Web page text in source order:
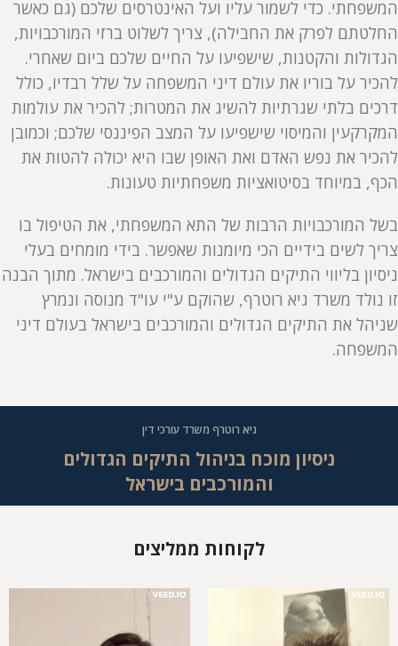
המשפחתי. כדי לשמור עליו ועל האינטרסים שלכם (גם כאשר
החלטתם לפרק את החבילה), צריך לשלוט ברזי המורכבויות,
הגדולות והקטנות, שישפיעו על החיים שלכם ביום שאחרי.
להכיר על בוריו את עולם דיני המשפחה על שלל רבדיו, כולל
דרכים בלתי שגרתיות להשיג את המטרות; להכיר את עולמות
המקרקעין והמיסוי שישפיעו על המצב הפיננסי שלכם; וכמובן
להכיר את נפש האדם ואת האופן שבו היא יכולה להטות את
הכף, במיוחד בסיטואציות משפחתיות טעונות.
בשל המורכבויות הרבות של התא המשפחתי, את הטיפול בו
צריך לשים בידיים הכי מיומנות שאפשר. בידי מומחים בעלי
ניסיון בליווי התיקים הגדולים והמורכבים בישראל. מתוך הבנה
זו נולד משרד גיא רוטרף, שהוקם ע"י עו"ד מנוסה ונמרץ
שניהל את התיקים הגדולים והמורכבים בישראל בעולם דיני
המשפחה.
גיא רוטרף משרד עורכי דין
ניסיון מוכח בניהול התיקים הגדולים
והמורכבים בישראל
לקוחות ממליצים